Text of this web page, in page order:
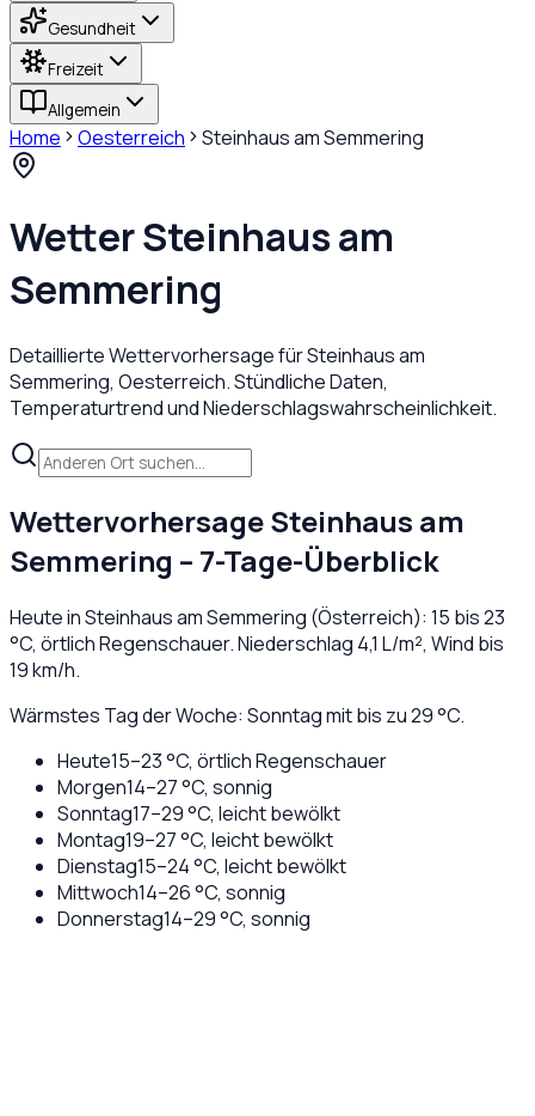
Gesundheit
Freizeit
Allgemein
Home Oesterreich Steinhaus am Semmering
WetterSteinhaus am
Semmering
Detaillierte Wettervorhersage fürSteinhaus am
Semmering, Oesterreich. Stündliche Daten,
Temperaturtrend und Niederschlagswahrscheinlichkeit.
WettervorhersageSteinhaus am
Semmering – 7-Tage-Überblick
Heute inSteinhaus am Semmering (Österreich): 15 bis23
°C, örtlich Regenschauer. Niederschlag 4,1 L/m², Wind bis
19km/h.
Wärmstes Tag der Woche: Sonntag mit bis zu 29 °C.
Heute15–23°C, örtlich Regenschauer
Morgen14–27°C, sonnig
Sonntag17–29°C, leicht bewölkt
Montag19–27°C, leicht bewölkt
Dienstag15–24°C, leicht bewölkt
Mittwoch14–26°C, sonnig
Donnerstag14–29°C, sonnig